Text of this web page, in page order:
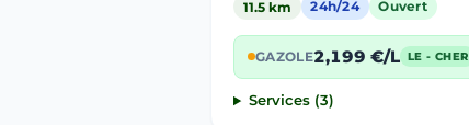
11.5 km 24h/24 Ouvert
GAZOLE2,199 €/L LE - CHER
Services (3)